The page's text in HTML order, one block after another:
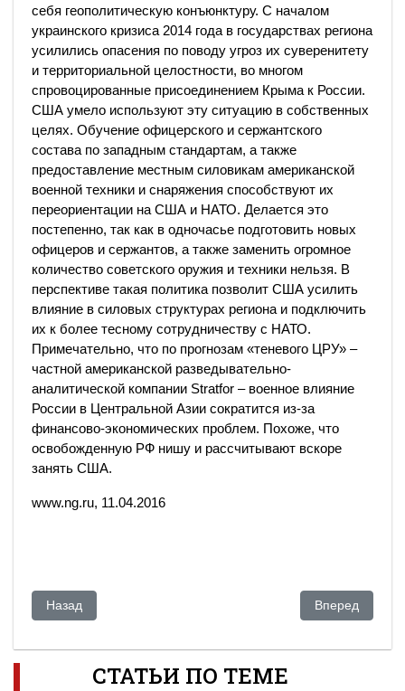
себя геополитическую конъюнктуру. С началом
украинского кризиса 2014 года в государствах региона
усилились опасения по поводу угроз их суверенитету
и территориальной целостности, во многом
спровоцированные присоединением Крыма к России.
США умело используют эту ситуацию в собственных
целях. Обучение офицерского и сержантского
состава по западным стандартам, а также
предоставление местным силовикам американской
военной техники и снаряжения способствуют их
переориентации на США и НАТО. Делается это
постепенно, так как в одночасье подготовить новых
офицеров и сержантов, а также заменить огромное
количество советского оружия и техники нельзя. В
перспективе такая политика позволит США усилить
влияние в силовых структурах региона и подключить
их к более тесному сотрудничеству с НАТО.
Примечательно, что по прогнозам «теневого ЦРУ» –
частной американской разведывательно-
аналитической компании Stratfor – военное влияние
России в Центральной Азии сократится из-за
финансово-экономических проблем. Похоже, что
освобожденную РФ нишу и рассчитывают вскоре
занять США.
www.ng.ru, 11.04.2016
Предыдущий: Freedom House: постсоветские «диктатуры»
Назад Следующий:
Вперед
СТАТЬИ ПО ТЕМЕ